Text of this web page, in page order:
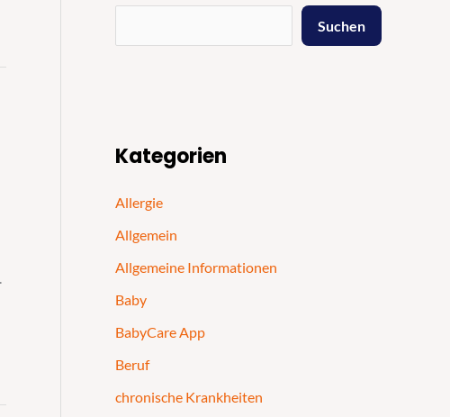
Suchen
Kategorien
Allergie
Allgemein
Allgemeine Informationen
Baby
BabyCare App
Beruf
chronische Krankheiten